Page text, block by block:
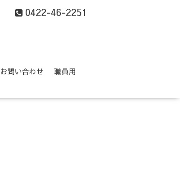
0422-46-2251
お問い合わせ
職員用